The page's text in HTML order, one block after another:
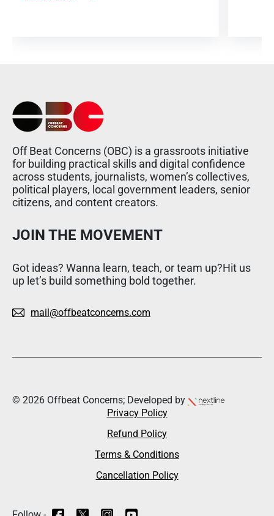
Off Beat Concerns (OBC) is a grassroots initiative
for building practical skills and digital confidence
across students, journalists, women’s collectives,
political players, local government leaders, senior
citizens, and content creators.
JOIN THE MOVEMENT
Got ideas? Wanna learn, teach, or team up?Hit us
up let’s build something bold together.
mail@offbeatconcerns.com
© 2026 Offbeat Concerns; Developed by
Privacy Policy
Refund Policy
Terms & Conditions
Cancellation Policy